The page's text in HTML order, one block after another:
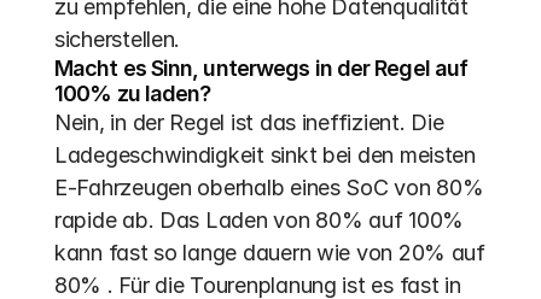
zu empfehlen, die eine hohe Datenqualität
sicherstellen.
Macht es Sinn, unterwegs in der Regel auf
100% zu laden?
Nein, in der Regel ist das ineffizient. Die
Ladegeschwindigkeit sinkt bei den meisten
E-Fahrzeugen oberhalb eines SoC von 80%
rapide ab. Das Laden von 80% auf 100%
kann fast so lange dauern wie von 20% auf
80% . Für die Tourenplanung ist es fast in